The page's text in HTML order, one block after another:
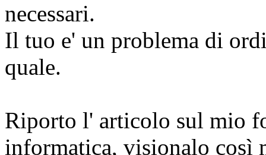
necessari.
Il tuo e' un problema di
quale.
Riporto l' articolo sul mio
informatica, visionalo così